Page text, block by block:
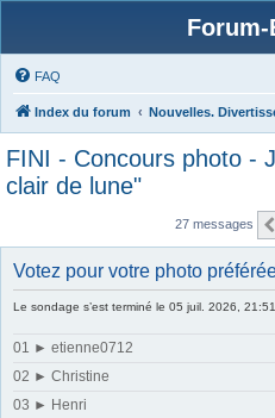
FAQ
Index du forum Nouvelles.
FINI - Concours photo -
clair de lune"
27 messages
Votez pour votre photo
Le sondage s’est terminé le 05 juil. 2026, 21:51
01 ► etienne0712
02 ► Christine
03 ► Henri